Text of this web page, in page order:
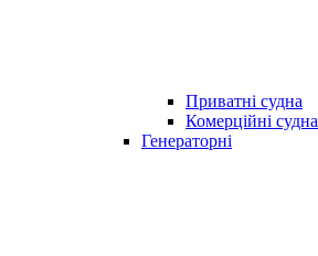
Приватні судна
Комерційні судна
Генераторні